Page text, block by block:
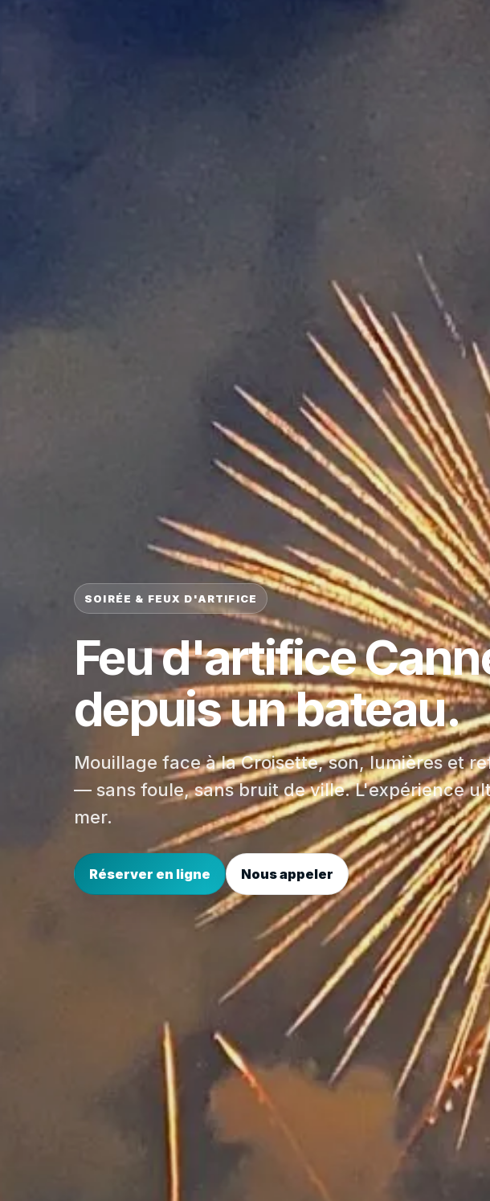
SOIRÉE & FEUX D'ARTIFICE
Feu d'artifice
depuis un bateau.
Mouillage face à la Croisette, son, lumières et
— sans foule, sans bruit de ville. L'expérience
mer.
Réserver en ligne Nous appeler